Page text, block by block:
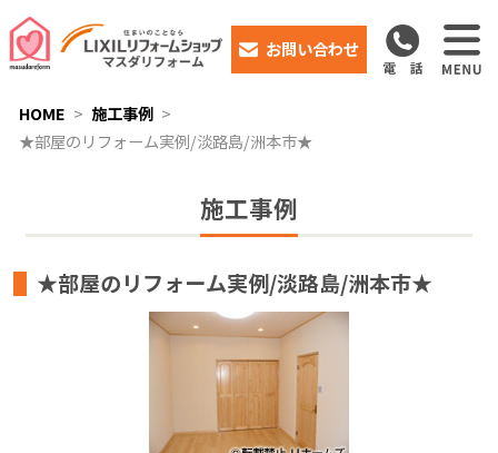
お問い合わせ
HOME
施工事例
★部屋のリフォーム実例/淡路島/洲本市★
施工事例
★部屋のリフォーム実例/淡路島/洲本市★